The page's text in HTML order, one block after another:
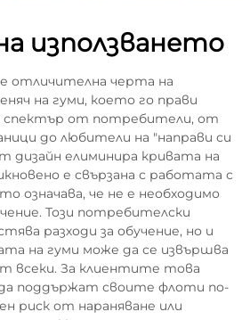
използването
отличителна черта на
на гуми, което го прави
спектър от потребители, от
до любители на "направи си
дизайн елиминира кривата на
е свързана с работата с
означава, че не е необходимо
Този потребителски
разходи за обучение, но и
на гуми може да се извършва
всеки. За клиентите това
да поддържат своите флоти по-
риск от нараняване или